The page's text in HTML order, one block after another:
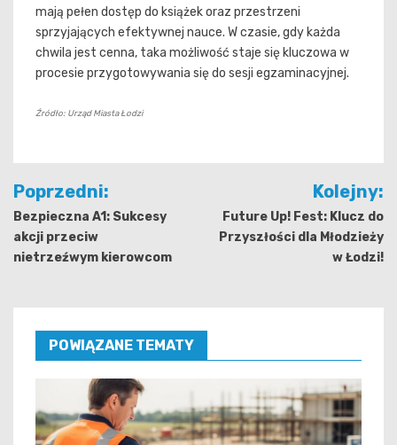
mają pełen dostęp do książek oraz przestrzeni
sprzyjających efektywnej nauce. W czasie, gdy każda
chwila jest cenna, taka możliwość staje się kluczowa w
procesie przygotowywania się do sesji egzaminacyjnej.
Źródło: Urząd Miasta Łodzi
Nawigacja
wpisu
Poprzedni:
Bezpieczna A1: Sukcesy
akcji przeciw
nietrzeźwym kierowcom
Kolejny:
Future Up! Fest: Klucz do
Przyszłości dla Młodzieży
w Łodzi!
POWIĄZANE TEMATY